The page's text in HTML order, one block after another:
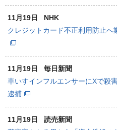
11月19日
NHK
クレジットカード不正利用防止
11月19日
毎日新聞
車いすインフルエンサーにXで
逮捕
11月19日
読売新聞